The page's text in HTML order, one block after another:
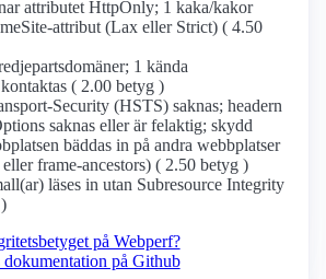
attributet HttpOnly; 1 kaka/kakor
attribut (Lax eller Strict) ( 4.50
1 kända
( 2.00 betyg )
Security (HSTS) saknas; headern
saknas eller är felaktig; skydd
bäddas in på andra webbplatser
frame-ancestors) ( 2.50 betyg )
läses in utan Subresource Integrity
på Webperf?
dokumentation på Github